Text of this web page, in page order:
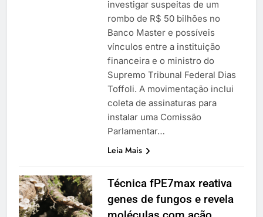
investigar suspeitas de um
rombo de R$ 50 bilhões no
Banco Master e possíveis
vínculos entre a instituição
financeira e o ministro do
Supremo Tribunal Federal Dias
Toffoli. A movimentação inclui
coleta de assinaturas para
instalar uma Comissão
Parlamentar…
Leia Mais
Técnica fPE7max reativa
genes de fungos e revela